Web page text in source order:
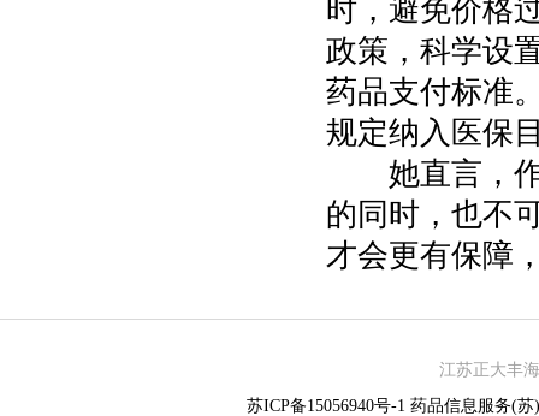
时，避免价格
政策，科学设
药品支付标准
规定纳入医保
她直言，作
的同时，也不
才会更有保障
江苏正大丰
苏ICP备15056940号-1 药品信息服务(苏